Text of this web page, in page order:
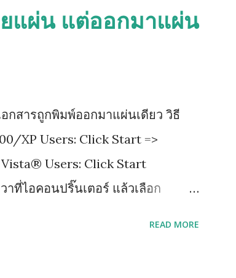
แผ่น แต่ออกมาแผ่น
กสารถูกพิมพ์ออกมาแผ่นเดียว วิธี
XP Users: Click Start =>
Users: Click Start
าที่ไอคอนปริ๊นเตอร์ แล้วเลือก
READ MORE